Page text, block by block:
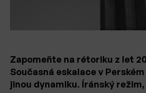
Zapomeňte na rétoriku z let
Současná eskalace v
jinou dynamiku. Íránský